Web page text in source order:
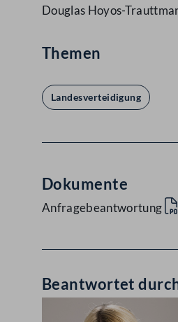
Douglas Hoyos-
Themen
Landesverteidigung
Dokumente
Anfragebeantwortung
Beantwortet